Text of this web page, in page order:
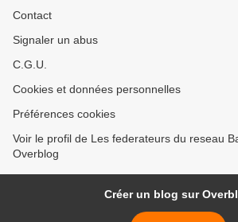
Contact
Signaler un abus
C.G.U.
Cookies et données personnelles
Préférences cookies
Voir le profil de Les federateurs du reseau
Overblog
Créer un blog sur